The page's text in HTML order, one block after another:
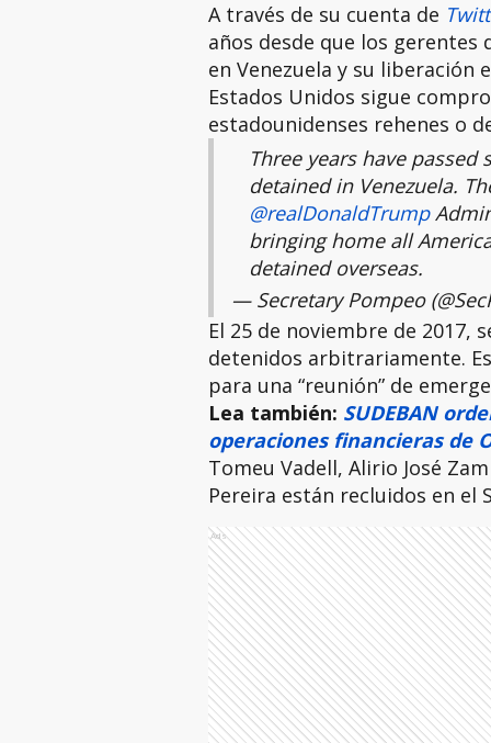
A través de su cuenta de
años desde que los
en Venezuela y su liberación
Estados Unidos sigue
estadounidenses rehenes o
Three years have passed
detained in Venezuela.
@realDonaldTrump
bringing home all
detained overseas.
— Secretary Pompeo
El 25 de noviembre de 2017,
detenidos arbitrariamente.
para una “reunión” de
Lea también: SUDEBAN
operaciones financieras de
Tomeu Vadell, Alirio José
Pereira están recluidos en el
Ads